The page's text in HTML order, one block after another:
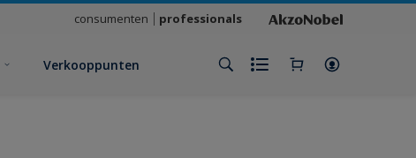
consumenten professionals
Verkooppunten